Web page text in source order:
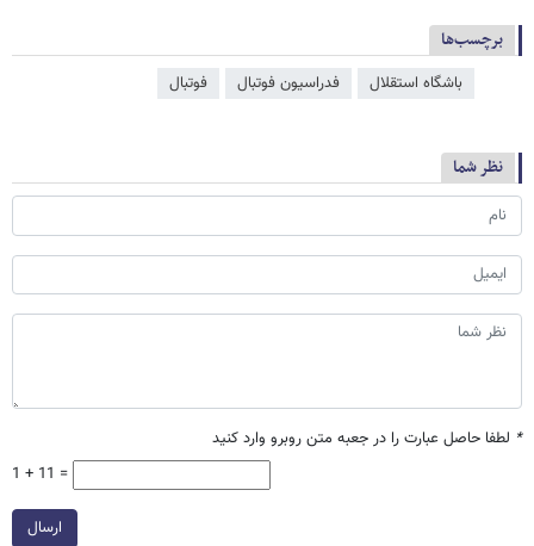
برچسب‌ها
باشگاه استقلال فدراسیون فوتبال فوتبال
نظر شما
* لطفا حاصل عبارت را در جعبه متن روبرو وارد کنید
1 + 11 =
ارسال